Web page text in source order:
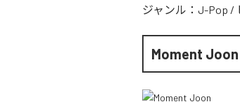
ジャンル： J-Pop /
Moment Joon